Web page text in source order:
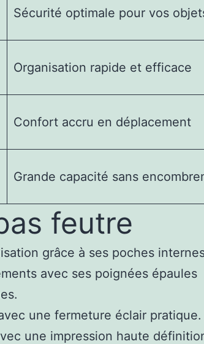
Sécurité optimale pour vos
Organisation rapide et efficace
Confort accru en déplacement
Grande capacité sans
feutre
grâce à ses poches
avec ses poignées épaules
une fermeture éclair pratique.
une impression haute